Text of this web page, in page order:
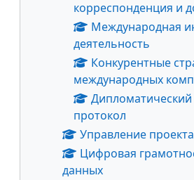
корреспонденция и
Международная
деятельность
Конкурентные
международных
протокол
Управление
Цифровая
данных